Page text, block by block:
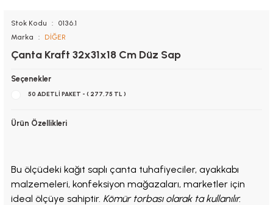
Stok Kodu
0136.1
Marka
DİĞER
Çanta Kraft 32x31x18 Cm Düz Sap
Seçenekler
50 ADETLİ PAKET - ( 277,75 TL )
Ürün Özellikleri
Bu ölçüdeki kağıt saplı çanta tuhafiyeciler, ayakkabı
malzemeleri, konfeksiyon mağazaları, marketler için
ideal ölçüye sahiptir. Kömür torbası olarak ta kullanılır.